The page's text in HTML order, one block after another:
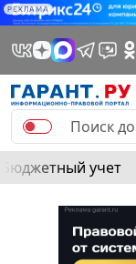
РЕКЛАМА
Бюджетный учет